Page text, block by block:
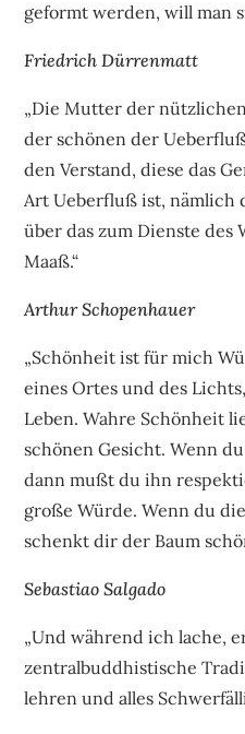
geformt werden, will man
Friedrich Dürrenmatt
„Die Mutter der
der schönen der
den Verstand, diese das
Art Ueberfluß ist,
über das zum Dienste
Maaß.“
Arthur Schopenhauer
„Schönheit ist für mich
eines Ortes und des
Leben. Wahre Schönheit
schönen Gesicht. Wenn
dann mußt du ihn
große Würde. Wenn du
schenkt dir der Baum
Sebastiao Salgado
„Und während ich lache,
zentralbuddhistische
lehren und alles